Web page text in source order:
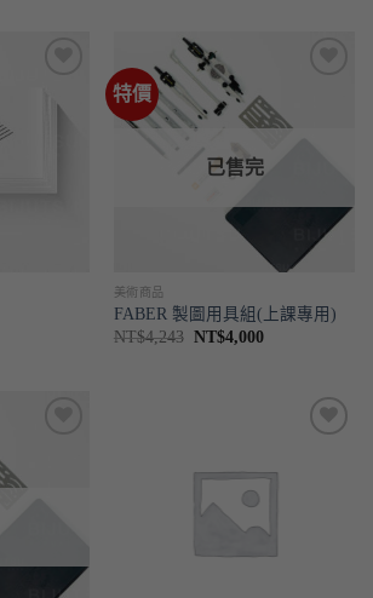
特價
已售完
美術商品
FABER 製圖用具組(上課專用)
NT$4,243 原
NT$4,000目
NT$4,000。